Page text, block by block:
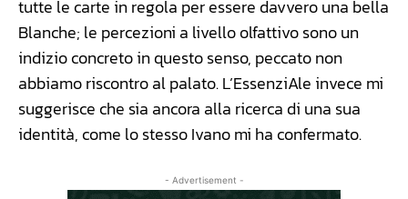
tutte le carte in regola per essere davvero una bella
Blanche; le percezioni a livello olfattivo sono un
indizio concreto in questo senso, peccato non
abbiamo riscontro al palato. L’EssenziAle invece mi
suggerisce che sia ancora alla ricerca di una sua
identità, come lo stesso Ivano mi ha confermato.
- Advertisement -